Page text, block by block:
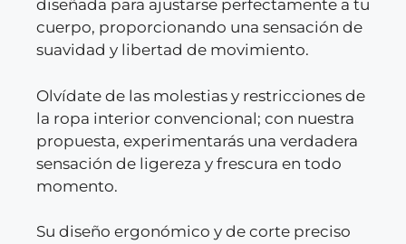
diseñada para ajustarse perfectamente a tu
cuerpo, proporcionando una sensación de
suavidad y libertad de movimiento.
Olvídate de las molestias y restricciones de
la ropa interior convencional; con nuestra
propuesta, experimentarás una verdadera
sensación de ligereza y frescura en todo
momento.
Su diseño ergonómico y de corte preciso